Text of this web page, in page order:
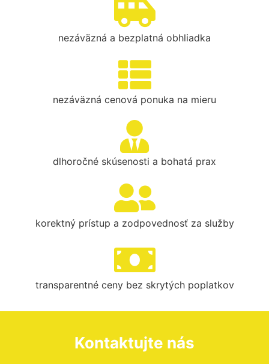
nezáväzná a bezplatná obhliadka
nezáväzná cenová ponuka na mieru
dlhoročné skúsenosti a bohatá prax
korektný prístup a zodpovednosť za služby
transparentné ceny bez skrytých poplatkov
Kontaktujte nás